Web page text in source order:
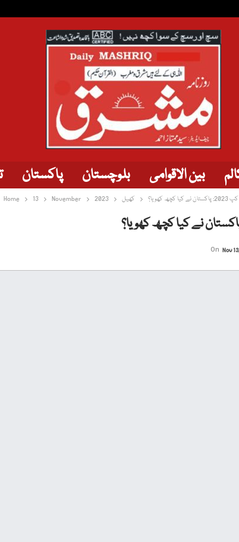
پاکستان بلوچستان بین الاقوامی
Home 13 November 2023 کھیل کچھ کھویا؟
On Nov